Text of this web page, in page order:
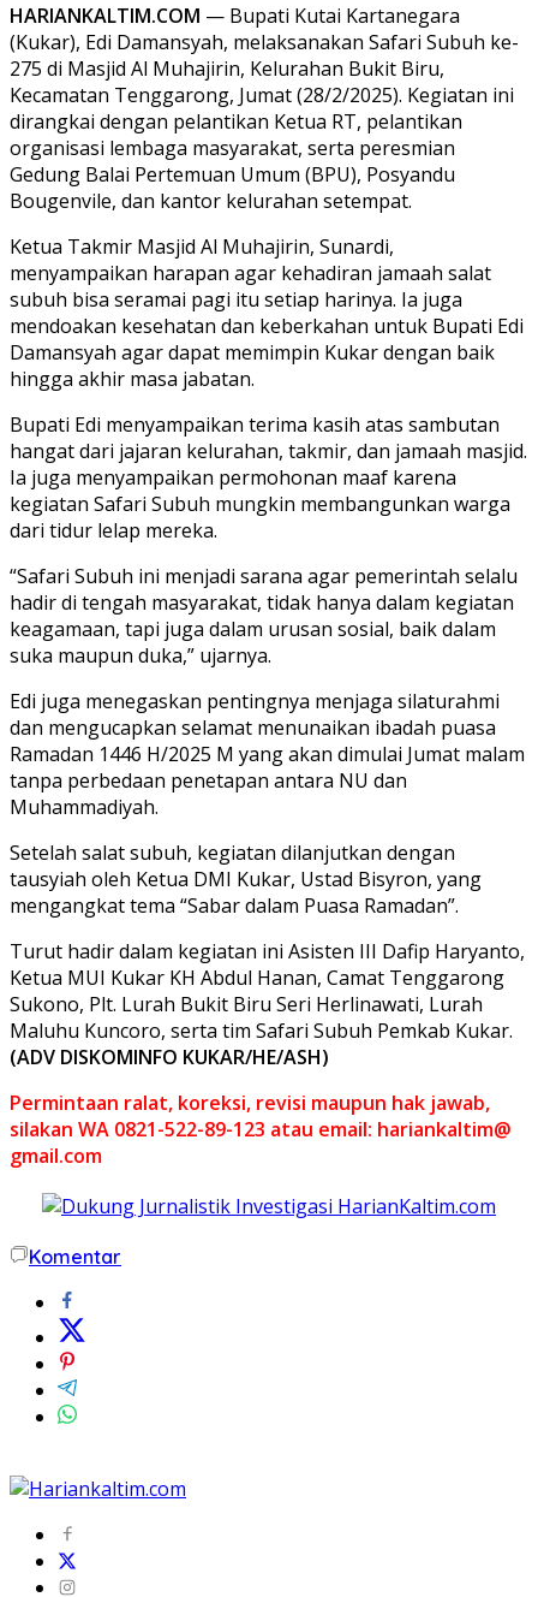
HARIANKALTIM.COM — Bupati Kutai Kartanegara
(Kukar), Edi Damansyah, melaksanakan Safari Subuh ke-
275 di Masjid Al Muhajirin, Kelurahan Bukit Biru,
Kecamatan Tenggarong, Jumat (28/2/2025). Kegiatan ini
dirangkai dengan pelantikan Ketua RT, pelantikan
organisasi lembaga masyarakat, serta peresmian
Gedung Balai Pertemuan Umum (BPU), Posyandu
Bougenvile, dan kantor kelurahan setempat.
Ketua Takmir Masjid Al Muhajirin, Sunardi,
menyampaikan harapan agar kehadiran jamaah salat
subuh bisa seramai pagi itu setiap harinya. Ia juga
mendoakan kesehatan dan keberkahan untuk Bupati Edi
Damansyah agar dapat memimpin Kukar dengan baik
hingga akhir masa jabatan.
Bupati Edi menyampaikan terima kasih atas sambutan
hangat dari jajaran kelurahan, takmir, dan jamaah masjid.
Ia juga menyampaikan permohonan maaf karena
kegiatan Safari Subuh mungkin membangunkan warga
dari tidur lelap mereka.
“Safari Subuh ini menjadi sarana agar pemerintah selalu
hadir di tengah masyarakat, tidak hanya dalam kegiatan
keagamaan, tapi juga dalam urusan sosial, baik dalam
suka maupun duka,” ujarnya.
Edi juga menegaskan pentingnya menjaga silaturahmi
dan mengucapkan selamat menunaikan ibadah puasa
Ramadan 1446 H/2025 M yang akan dimulai Jumat malam
tanpa perbedaan penetapan antara NU dan
Muhammadiyah.
Setelah salat subuh, kegiatan dilanjutkan dengan
tausyiah oleh Ketua DMI Kukar, Ustad Bisyron, yang
mengangkat tema “Sabar dalam Puasa Ramadan”.
Turut hadir dalam kegiatan ini Asisten III Dafip Haryanto,
Ketua MUI Kukar KH Abdul Hanan, Camat Tenggarong
Sukono, Plt. Lurah Bukit Biru Seri Herlinawati, Lurah
Maluhu Kuncoro, serta tim Safari Subuh Pemkab Kukar.
(ADV DISKOMINFO KUKAR/HE/ASH)
Permintaan ralat, koreksi, revisi maupun hak jawab,
silakan WA 0821-522-89-123 atau email: hariankaltim@
gmail.com
Komentar